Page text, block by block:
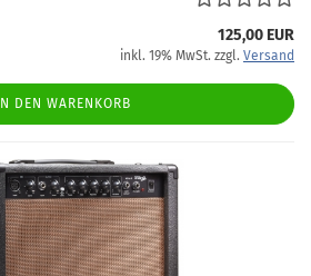
125,00 EUR
inkl. 19% MwSt. zzgl. Versand
IN DEN WARENKORB